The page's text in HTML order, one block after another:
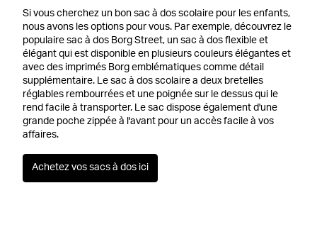
Si vous cherchez un bon sac à dos scolaire pour les enfants,
nous avons les options pour vous. Par exemple, découvrez le
populaire sac à dos Borg Street, un sac à dos flexible et
élégant qui est disponible en plusieurs couleurs élégantes et
avec des imprimés Borg emblématiques comme détail
supplémentaire. Le sac à dos scolaire a deux bretelles
réglables rembourrées et une poignée sur le dessus qui le
rend facile à transporter. Le sac dispose également d'une
grande poche zippée à l'avant pour un accès facile à vos
affaires.
Achetez vos sacs à dos ici